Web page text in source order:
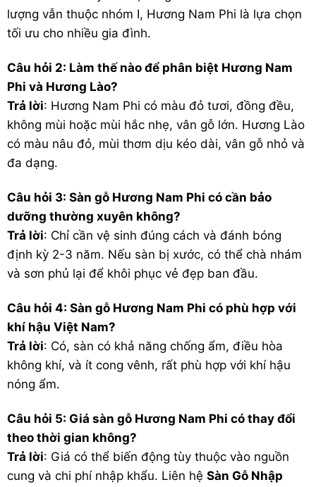
lượng vẫn thuộc nhóm I, Hương Nam Phi là lựa chọn
tối ưu cho nhiều gia đình.
Câu hỏi 2: Làm thế nào để phân biệt Hương Nam
Phi và Hương Lào?
Trả lời: Hương Nam Phi có màu đỏ tươi, đồng đều,
không mùi hoặc mùi hắc nhẹ, vân gỗ lớn. Hương Lào
có màu nâu đỏ, mùi thơm dịu kéo dài, vân gỗ nhỏ và
đa dạng.
Câu hỏi 3: Sàn gỗ Hương Nam Phi có cần bảo
dưỡng thường xuyên không?
Trả lời: Chỉ cần vệ sinh đúng cách và đánh bóng
định kỳ 2-3 năm. Nếu sàn bị xước, có thể chà nhám
và sơn phủ lại để khôi phục vẻ đẹp ban đầu.
Câu hỏi 4: Sàn gỗ Hương Nam Phi có phù hợp với
khí hậu Việt Nam?
Trả lời: Có, sàn có khả năng chống ẩm, điều hòa
không khí, và ít cong vênh, rất phù hợp với khí hậu
nóng ẩm.
Câu hỏi 5: Giá sàn gỗ Hương Nam Phi có thay đổi
theo thời gian không?
Trả lời: Giá có thể biến động tùy thuộc vào nguồn
cung và chi phí nhập khẩu. Liên hệ Sàn Gỗ Nhập